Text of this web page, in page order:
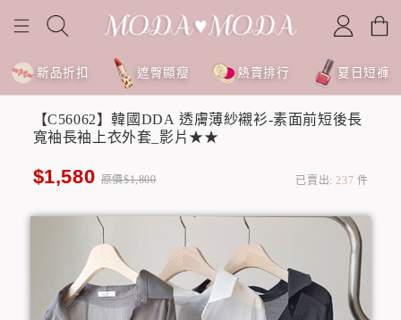
新品折扣 遮臀顯瘦 熱賣排行 夏日短褲
【C56062】韓國DDA 透膚薄紗襯衫-素面前短後長
寬袖長袖上衣外套_影片★★
$1,580 原價$1,800 已賣出:237 件